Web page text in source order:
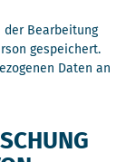
der Bearbeitung
gespeichert.
Daten an
U